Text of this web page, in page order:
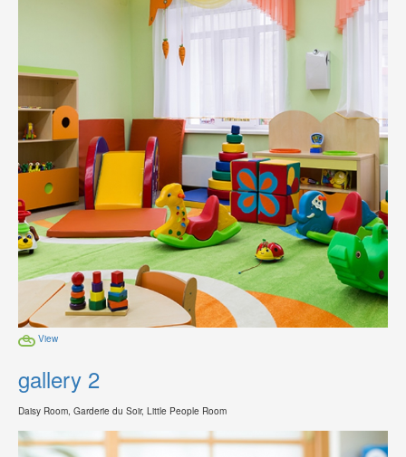
View
gallery 2
Daisy Room, Garderie du Soir, Little People Room